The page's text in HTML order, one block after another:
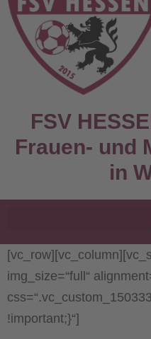
FSV
Frauen- und
in
img_size=“full“
!important;}“]